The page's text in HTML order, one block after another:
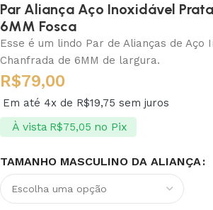
Par Aliança Aço Inoxidável
6MM Fosca
Esse é um lindo Par de Alianças de Aço
Chanfrada de 6MM de largura.
R$79,00
Em até 4x de R$19,75 sem juros
À vista R$75,05 no Pix
TAMANHO MASCULINO DA ALIANÇA